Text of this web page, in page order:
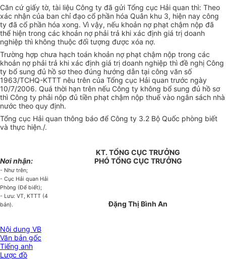
Căn cứ giấy tờ, tài liệu Công ty đã gửi Tổng cục Hải quan thì: Theo
xác nhận của ban chỉ đạo cổ phần hóa Quân khu 3, hiện nay công
ty đã cổ phần hóa xong. Vì vậy, nếu khoản nợ phạt chậm nộp đã
thể hiện trong các khoản nợ phải trả khi xác định giá trị doanh
nghiệp thì không thuộc đối tượng được xóa nợ.
Trường hợp chưa hạch toán khoản nợ phạt chậm nộp trong các
khoản nợ phải trả khi xác định giá trị doanh nghiệp thì đề nghị Công
ty bổ sung đủ hồ sơ theo đúng hướng dẫn tại công văn số
1963/TCHQ-KTTT nêu trên của Tổng cục Hải quan trước ngày
10/7/2006. Quá thời hạn trên nếu Công ty không bổ sung đủ hồ sơ
thì Công ty phải nộp đủ tiền phạt chậm nộp thuế vào ngân sách nhà
nước theo quy định.
Tổng cục Hải quan thông báo để Công ty 3.2 Bộ Quốc phòng biết
và thực hiện./.
Nơi nhận:
- Như trên;
- Cục Hải quan Hải
Phòng (Để biết);
- Lưu: VT, KTTT (4
bản).
KT. TỔNG CỤC TRƯỞNG
PHÓ TỔNG CỤC TRƯỞNG
Đặng Thị Bình An
Nội dung VB
Văn bản gốc
Tiếng anh
Lược đồ